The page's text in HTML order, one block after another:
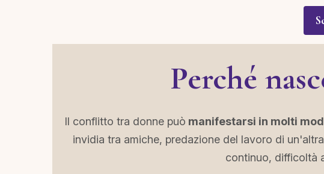
Perché
Il conflitto tra donne può manifestarsi in molti
invidia tra amiche, predazione del lavoro di
continuo, difficoltà